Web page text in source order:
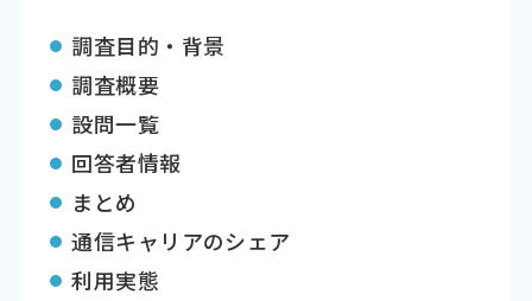
調査目的・背景
調査概要
設問一覧
回答者情報
まとめ
通信キャリアのシェア
利用実態